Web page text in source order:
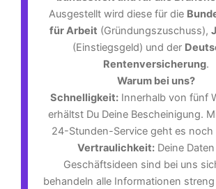
Ausgestellt wird diese für die
für Arbeit (Gründungszuschuss),
(Einstiegsgeld) und der
Rentenversicherung.
Warum bei uns?
Schnelligkeit: Innerhalb von fünf
erhältst Du Deine Bescheinigung.
24-Stunden-Service geht es noch
Vertraulichkeit:Deine
Geschäftsideen sind bei uns
behandeln alle Informationen